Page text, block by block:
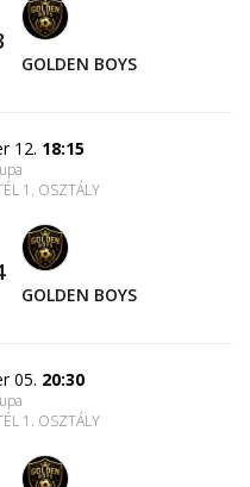
GOLDEN BOYS
12. 18:15
1. OSZTÁLY
GOLDEN BOYS
05. 20:30
1. OSZTÁLY